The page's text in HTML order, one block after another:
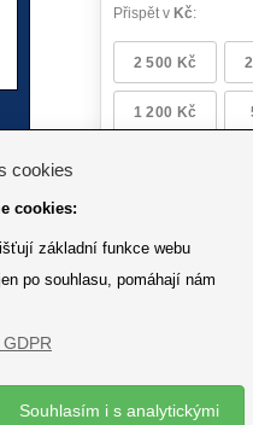
K jakémukoliv užití
cookies
cookies:
základní funkce webu
po souhlasu, pomáhají nám
Souhlasím i s analytickými